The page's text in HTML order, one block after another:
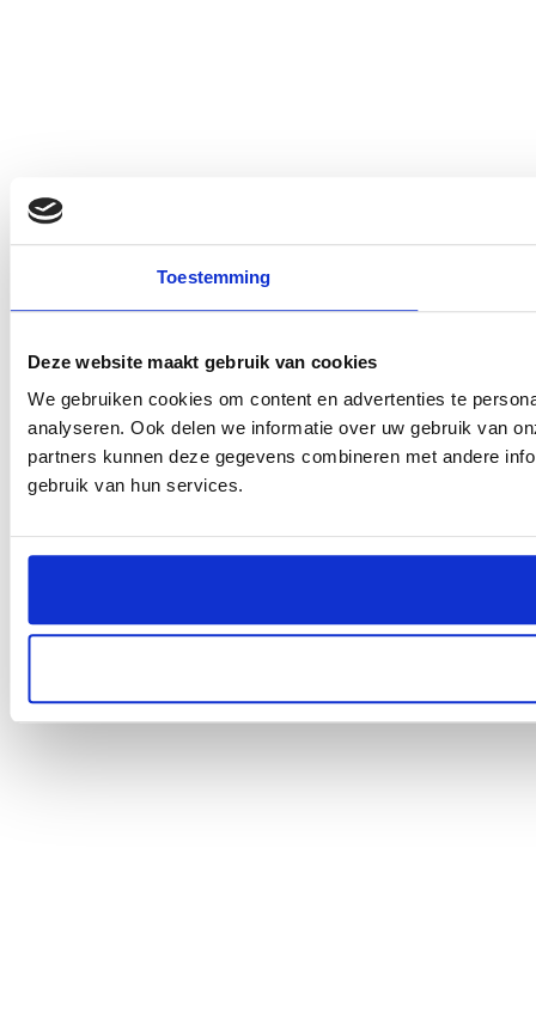
Toestemming
Deze website maakt gebruik van cookies
We gebruiken cookies om content en advertenties te
analyseren. Ook delen we informatie over uw gebruik van
partners kunnen deze gegevens combineren met andere
gebruik van hun services.